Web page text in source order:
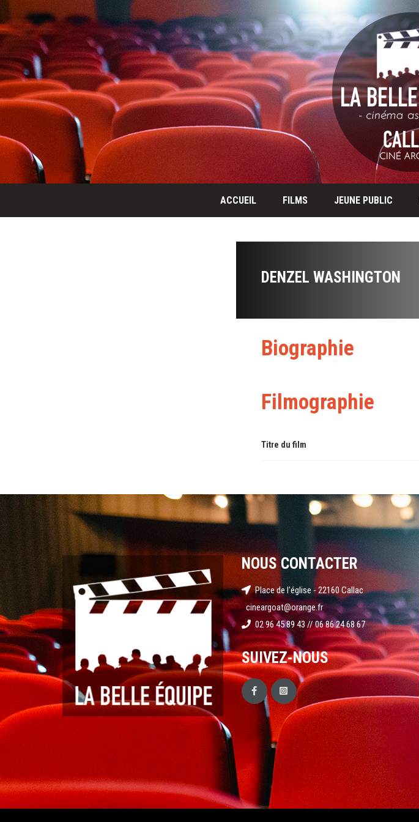
ACCUEIL FILMS JEUNE PUBLIC
DENZEL WASHINGTON
Biographie
Filmographie
Titre du film
NOUS CONTACTER
Place de l'église - 22160 Callac
cineargoat@orange.fr
02 96 45 89 43 // 06 86 24 68 67
SUIVEZ-NOUS